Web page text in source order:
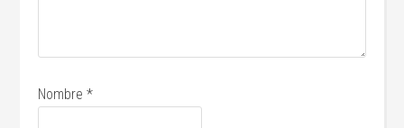
Nombre*